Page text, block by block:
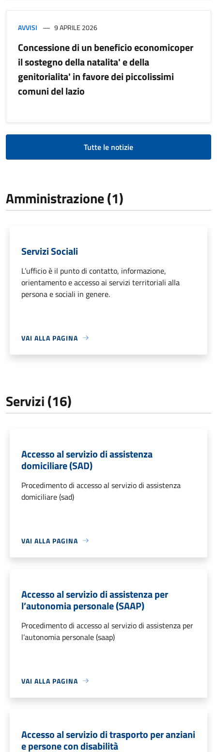
AVVISI 9 APRILE 2026
Concessione di un beneficio economicoper
il sostegno della natalita' e della
genitorialita' in favore dei piccolissimi
comuni del lazio
Tutte le notizie
Amministrazione (1)
Servizi Sociali
L’ufficio è il punto di contatto, informazione,
orientamento e accesso ai servizi territoriali alla
persona e sociali in genere.
VAI ALLA PAGINA
Servizi (16)
Accesso al servizio di assistenza
domiciliare (SAD)
Procedimento di accesso al servizio di assistenza
domiciliare (sad)
VAI ALLA PAGINA
Accesso al servizio di assistenza per
l’autonomia personale (SAAP)
Procedimento di accesso al servizio di assistenza per
l’autonomia personale (saap)
VAI ALLA PAGINA
Accesso al servizio di trasporto per anziani
e persone con disabilità